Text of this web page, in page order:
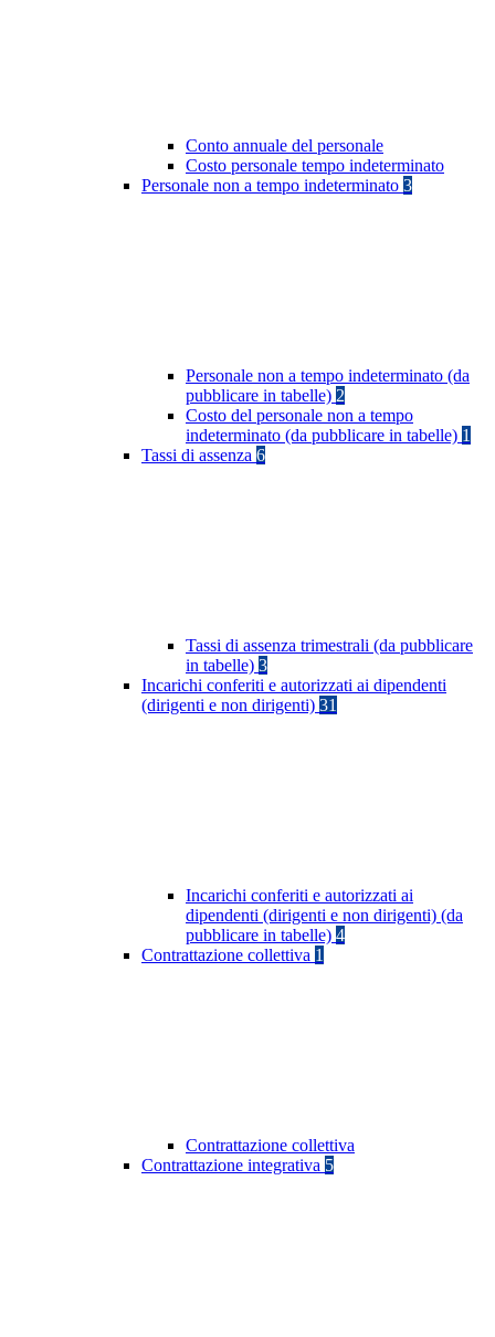
Conto annuale del personale
Costo personale tempo indeterminato
Personale non a tempo indeterminato 3
Personale non a tempo indeterminato (da
pubblicare in tabelle) 2
Costo del personale non a tempo
indeterminato (da pubblicare in tabelle) 1
Tassi di assenza 6
Tassi di assenza trimestrali (da pubblicare
in tabelle) 3
Incarichi conferiti e autorizzati ai dipendenti
(dirigenti e non dirigenti) 31
Incarichi conferiti e autorizzati ai
dipendenti (dirigenti e non dirigenti) (da
pubblicare in tabelle) 4
Contrattazione collettiva 1
Contrattazione collettiva
Contrattazione integrativa 5